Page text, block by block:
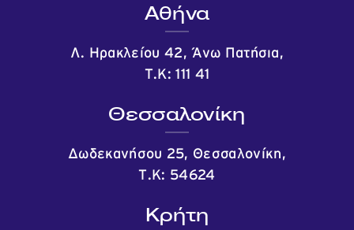
Αθήνα
Λ. Ηρακλείου 42, Άνω Πατήσια,
Τ.Κ: 111 41
Θεσσαλονίκη
Δωδεκανήσου 25, Θεσσαλονίκη,
Τ.Κ: 54624
Κρήτη